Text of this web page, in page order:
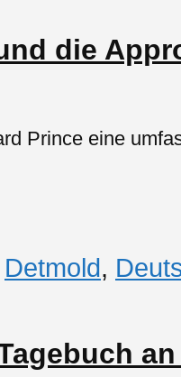
die
Prince eine
Detmold,